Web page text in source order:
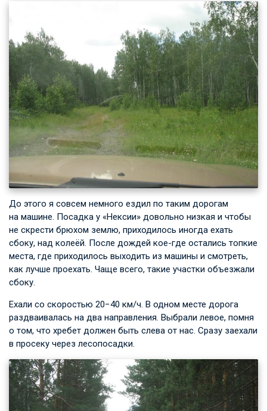
До этого я совсем немного ездил по таким дорогам
на машине. Посадка у «Нексии» довольно низкая и чтобы
не скрести брюхом землю, приходилось иногда ехать
сбоку, над колеёй. После дождей кое-где остались топкие
места, где приходилось выходить из машины и смотреть,
как лучше проехать. Чаще всего, такие участки объезжали
сбоку.
Ехали со скоростью 20−40 км/ч. В одном месте дорога
раздваивалась на два направления. Выбрали левое, помня
о том, что хребет должен быть слева от нас. Сразу заехали
в просеку через лесопосадки.